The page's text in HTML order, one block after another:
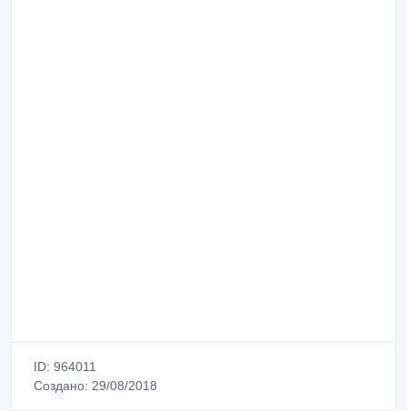
ID: 964011
Создано: 29/08/2018